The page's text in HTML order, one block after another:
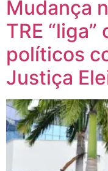
Mudança
TRE
políticos
Justiça